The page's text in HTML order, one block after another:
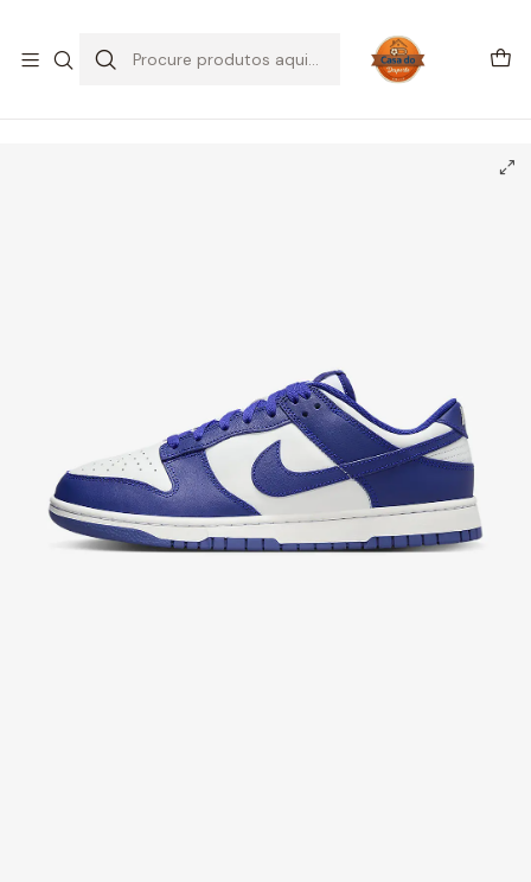
Início CALÇADO Nike Dunk Low Nike Dunk Low Concord